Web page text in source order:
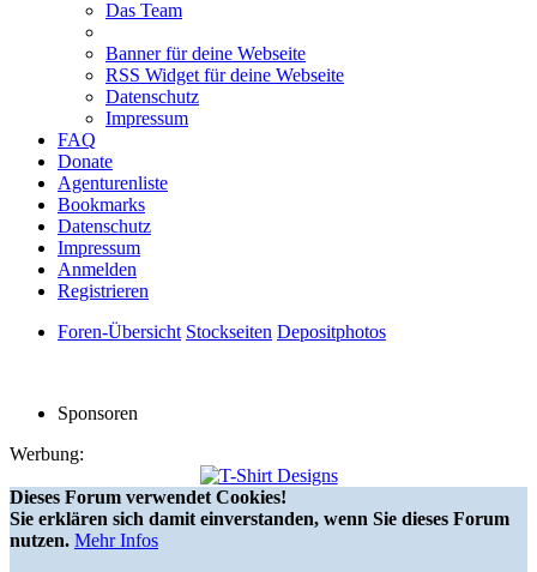
Das Team
Banner für deine Webseite
RSS Widget für deine Webseite
Datenschutz
Impressum
FAQ
Donate
Agenturenliste
Bookmarks
Datenschutz
Impressum
Anmelden
Registrieren
Foren-Übersicht Stockseiten Depositphotos
Sponsoren
Werbung:
Dieses Forum verwendet Cookies!
Sie erklären sich damit einverstanden, wenn Sie dieses Forum
nutzen. Mehr Infos